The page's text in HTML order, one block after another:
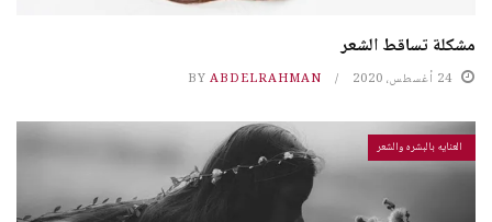
مشكلة تساقط الشعر
24 أغسطس، 2020 BY ABDELRAHMAN
العنايه بالبشره والشعر